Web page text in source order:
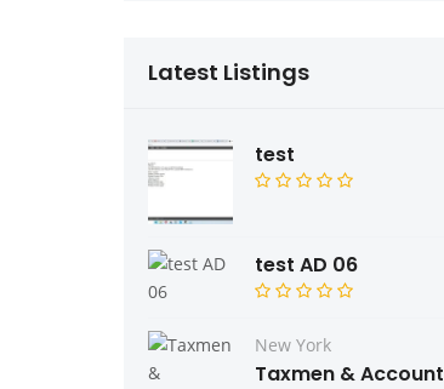
Latest Listings
test
test AD 06
New York
Taxmen &